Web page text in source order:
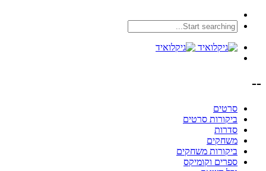
--
סרטים
ביקורות סרטים
סדרות
משחקים
ביקורות משחקים
ספרים וקומיקס